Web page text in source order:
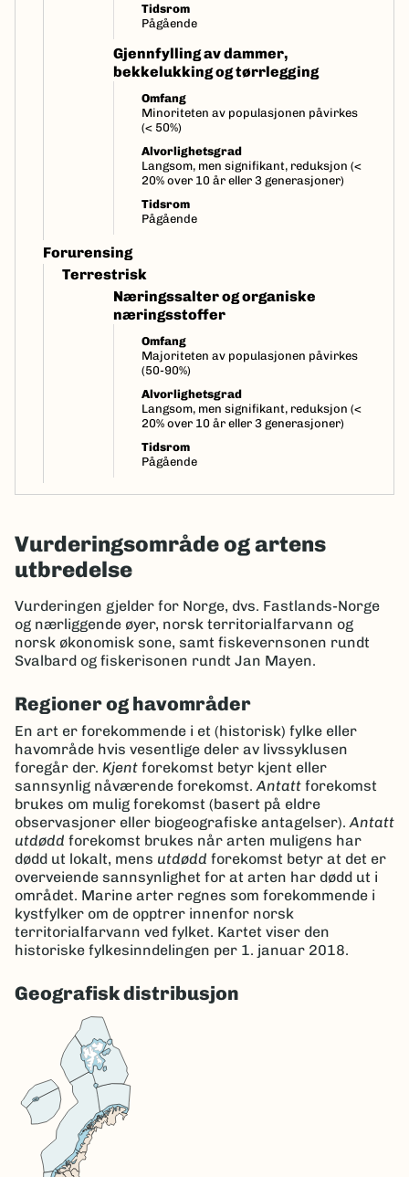
Tidsrom
Pågående
Gjennfylling av dammer,
bekkelukking og tørrlegging
Omfang
Minoriteten av populasjonen påvirkes
(< 50%)
Alvorlighetsgrad
Langsom, men signifikant, reduksjon (<
20% over 10 år eller 3 generasjoner)
Tidsrom
Pågående
Forurensing
Terrestrisk
Næringssalter og organiske
næringsstoffer
Omfang
Majoriteten av populasjonen påvirkes
(50-90%)
Alvorlighetsgrad
Langsom, men signifikant, reduksjon (<
20% over 10 år eller 3 generasjoner)
Tidsrom
Pågående
Vurderingsområde og artens
utbredelse
Vurderingen gjelder for Norge, dvs. Fastlands-Norge
og nærliggende øyer, norsk territorialfarvann og
norsk økonomisk sone, samt fiskevernsonen rundt
Svalbard og fiskerisonen rundt Jan Mayen.
Regioner og havområder
En art er forekommende i et (historisk) fylke eller
havområde hvis vesentlige deler av livssyklusen
foregår der. Kjent forekomst betyr kjent eller
sannsynlig nåværende forekomst.Antatt forekomst
brukes om mulig forekomst (basert på eldre
observasjoner eller biogeografiske antagelser).Antatt
utdødd forekomst brukes når arten muligens har
dødd ut lokalt, mens utdødd forekomst betyr at det er
overveiende sannsynlighet for at arten har dødd ut i
området. Marine arter regnes som forekommende i
kystfylker om de opptrer innenfor norsk
territorialfarvann ved fylket. Kartet viser den
historiske fylkesinndelingen per 1. januar 2018.
Geografisk distribusjon